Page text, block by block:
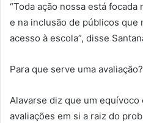
“Toda ação nossa está
e na inclusão de públicos que
acesso à escola”, disse
Para que serve uma avaliação?
Alavarse diz que um
avaliações em si a raiz do